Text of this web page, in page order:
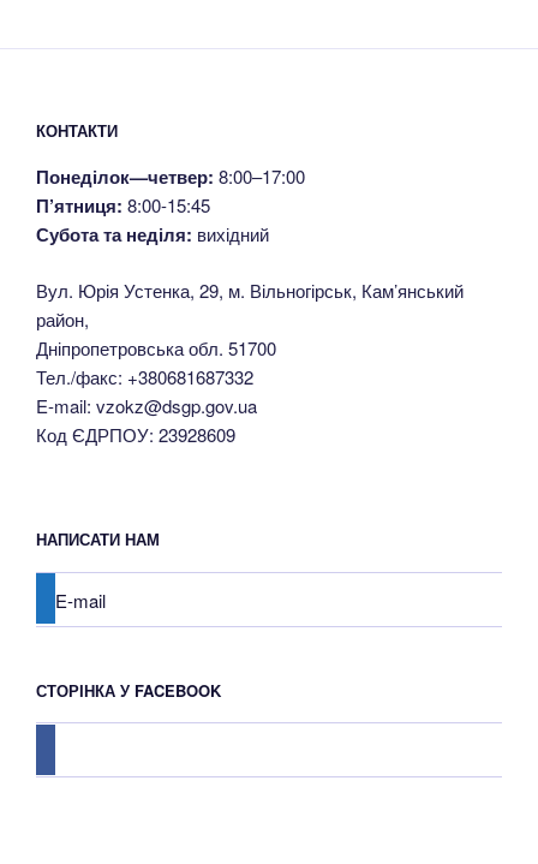
КОНТАКТИ
Понеділок—четвер: 8:00–17:00
П’ятниця: 8:00-15:45
Субота та неділя: вихідний
Вул. Юрія Устенка, 29, м. Вільногірськ, Кам’янський
район,
Дніпропетровська обл. 51700
Тел./факс: +380681687332
E-mail: vzokz@dsgp.gov.ua
Код ЄДРПОУ: 23928609
НАПИСАТИ НАМ
E-mail
СТОРІНКА У FACEBOOK